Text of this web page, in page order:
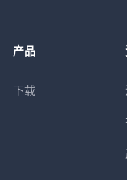
产品
下载